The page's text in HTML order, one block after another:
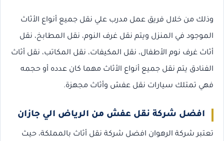
وذلك من خلال فريق عمل مدرب علي نقل جميع أنواع الأثاث
الموجود في المنزل ويتم نقل غرف النوم، نقل المطابخ، نقل
أثاث غرف نوم الأطفال، نقل المكيفات، نقل المكاتب، نقل أثاث
الفنادق يتم نقل جميع أنواع الأثاث مهما كان عدده أو حجمه
فهي تمتلك سيارات نقل عفش وأثاث مجهزة.
افضل شركة نقل عفش من الرياض الي جازان
تعتبر شركة الرهوان افضل شركة نقل أثاث بالمملكة، حيث